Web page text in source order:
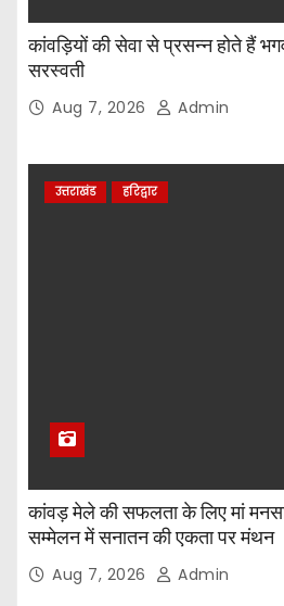
कांवड़ियों की सेवा से प्रसन्न होते हैं
सरस्वती
Aug 7, 2026 Admin
उत्तराखंड हरिद्वार
कांवड़ मेले की सफलता के लिए मां मनसा
सम्मेलन में सनातन की एकता पर मंथन
Aug 7, 2026 Admin